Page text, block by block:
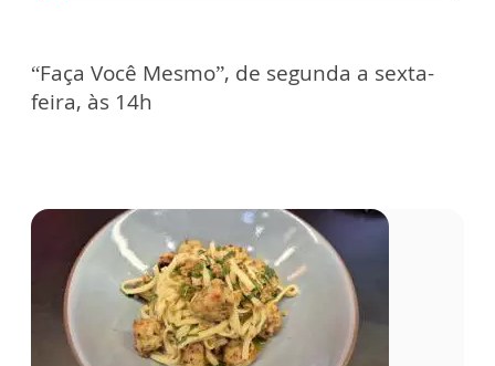
“Faça Você Mesmo”, de segunda a sexta-
feira, às 14h